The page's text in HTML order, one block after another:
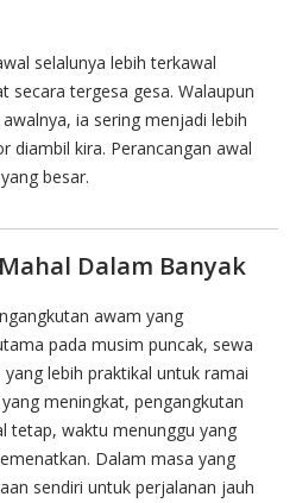
selalunya lebih terkawal
secara tergesa gesa. Walaupun
ia sering menjadi lebih
diambil kira. Perancangan awal
besar.
Dalam Banyak
awam yang
pada musim puncak, sewa
lebih praktikal untuk ramai
meningkat, pengangkutan
tetap, waktu menunggu yang
Dalam masa yang
sendiri untuk perjalanan jauh